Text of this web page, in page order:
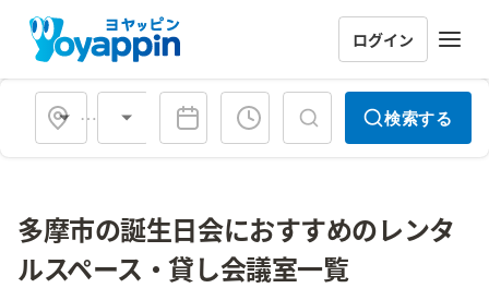
ログイン
会場タイプ 検索する
多摩市の誕生日会におすすめのレンタ
ルスペース・貸し会議室一覧